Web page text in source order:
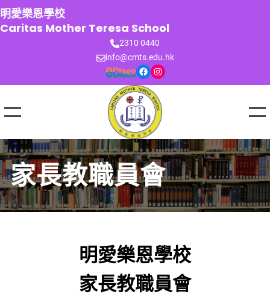
跳
至
主
明愛樂恩學校
Caritas Mother Teresa School
2310 0440
info@cmts.edu.hk
Facebook Instagram
家長教職員會
明愛樂恩學校
家長教職員會